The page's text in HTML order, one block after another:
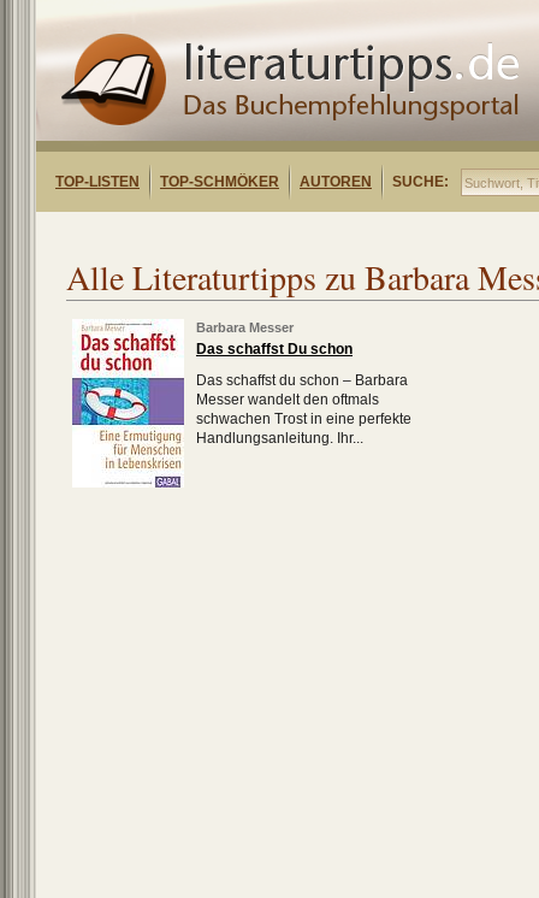
TOP-LISTEN TOP-SCHMÖKER AUTOREN SUCHE:
Alle Literaturtipps zu Barbara
Barbara Messer
Das schaffst Du schon
Das schaffst du schon – Barbara
Messer wandelt den oftmals
schwachen Trost in eine perfekte
Handlungsanleitung. Ihr...